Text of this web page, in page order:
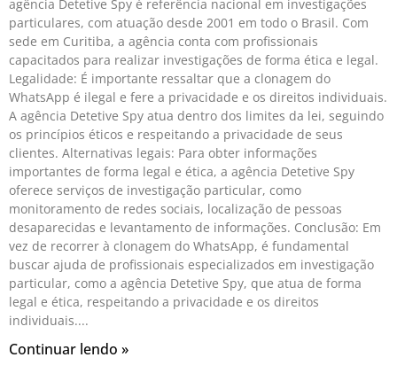
agência Detetive Spy é referência nacional em investigações
particulares, com atuação desde 2001 em todo o Brasil. Com
sede em Curitiba, a agência conta com profissionais
capacitados para realizar investigações de forma ética e legal.
Legalidade: É importante ressaltar que a clonagem do
WhatsApp é ilegal e fere a privacidade e os direitos individuais.
A agência Detetive Spy atua dentro dos limites da lei, seguindo
os princípios éticos e respeitando a privacidade de seus
clientes. Alternativas legais: Para obter informações
importantes de forma legal e ética, a agência Detetive Spy
oferece serviços de investigação particular, como
monitoramento de redes sociais, localização de pessoas
desaparecidas e levantamento de informações. Conclusão: Em
vez de recorrer à clonagem do WhatsApp, é fundamental
buscar ajuda de profissionais especializados em investigação
particular, como a agência Detetive Spy, que atua de forma
legal e ética, respeitando a privacidade e os direitos
individuais.
Continuar lendo »